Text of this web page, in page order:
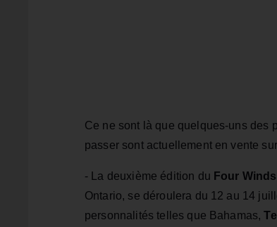
Ce ne sont là que quelques-uns des
passer sont actuellement en vente sur
- La deuxième édition du Four
Ontario, se déroulera du 12 au 14
personnalités telles que Bahamas,